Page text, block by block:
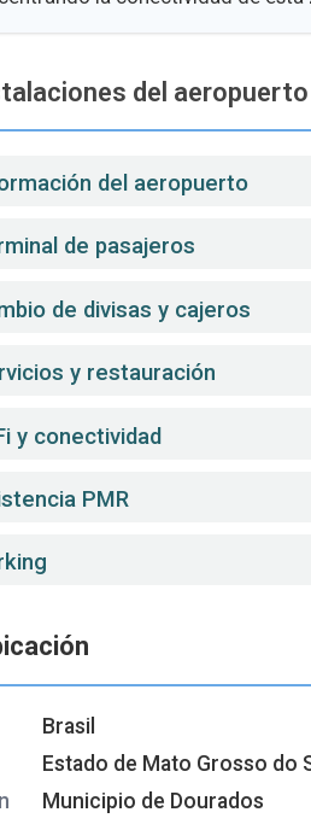
del aeropuerto
del aeropuerto
de pasajeros
de divisas y cajeros
y restauración
y conectividad
PMR
Brasil
Estado de Mato Grosso do
Municipio de Dourados